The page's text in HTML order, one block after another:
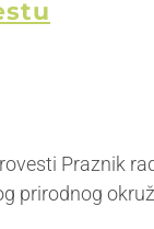
Praznik
prirodnog